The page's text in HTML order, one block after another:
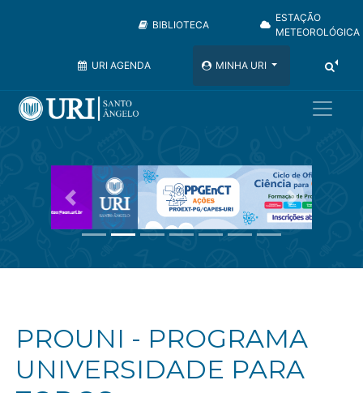
BIBLIOTECA
ESTAÇÃO
METEOROLÓGICA
URI AGENDA MINHA URI
Anterior Próximo
PROUNI - PROGRAMA
UNIVERSIDADE PARA